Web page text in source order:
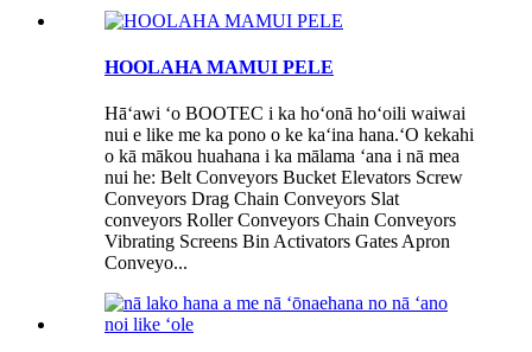
HOOLAHA MAMUI PELE
Hāʻawi ʻo BOOTEC i ka hoʻonā hoʻoili waiwai
nui e like me ka pono o ke kaʻina hana.ʻO kekahi
o kā mākou huahana i ka mālama ʻana i nā mea
nui he: Belt Conveyors Bucket Elevators Screw
Conveyors Drag Chain Conveyors Slat
conveyors Roller Conveyors Chain Conveyors
Vibrating Screens Bin Activators Gates Apron
Conveyo...